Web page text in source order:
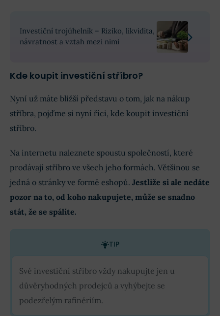
Investiční trojúhelník – Riziko, likvidita,
návratnost a vztah mezi nimi
Kde koupit investiční stříbro?
Nyní už máte bližší představu o tom, jak na nákup
stříbra, pojďme si nyní říci, kde koupit investiční
stříbro.
Na internetu naleznete spoustu společností, které
prodávají stříbro ve všech jeho formách. Většinou se
jedná o stránky ve formě eshopů. Jestliže si ale nedáte
pozor na to, od koho nakupujete, může se snadno
stát, že se spálíte.
TIP
Své investiční stříbro vždy nakupujte jen u
důvěryhodných prodejců a vyhýbejte se
podezřelým rafinériím.